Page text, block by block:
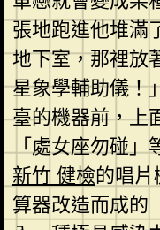
張地跑進他堆滿
地下室，那裡放
星象學輔助儀！
臺的機器前，上
「處女座勿碰」
新竹 健檢的唱
算器改造而成的